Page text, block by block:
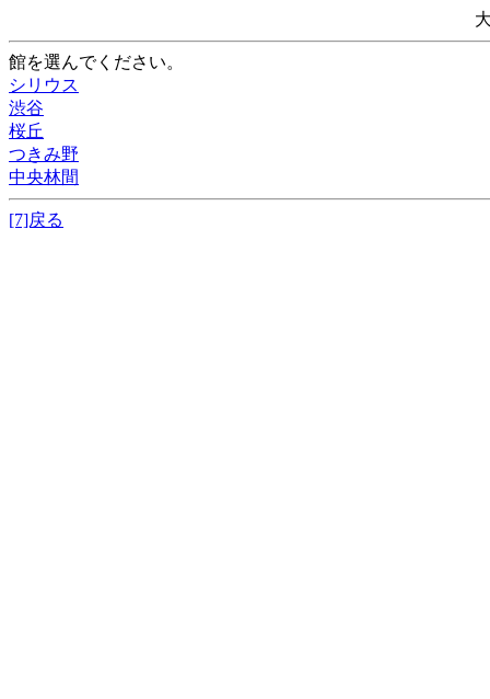
館を選んでください。
シリウス
渋谷
桜丘
つきみ野
中央林間
[7]戻る